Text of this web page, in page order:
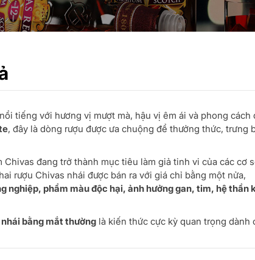
tiếng với hương vị mượt mà, hậu vị êm ái và phong cách
, đây là dòng rượu được ưa chuộng để thưởng thức, trưng
Chivas đang trở thành mục tiêu làm giả tinh vi của các cơ
rượu Chivas nhái được bán ra với giá chỉ bằng một nửa,
nghiệp, phẩm màu độc hại, ảnh hưởng gan, tim, hệ thần
bằng mắt thường là kiến thức cực kỳ quan trọng dành